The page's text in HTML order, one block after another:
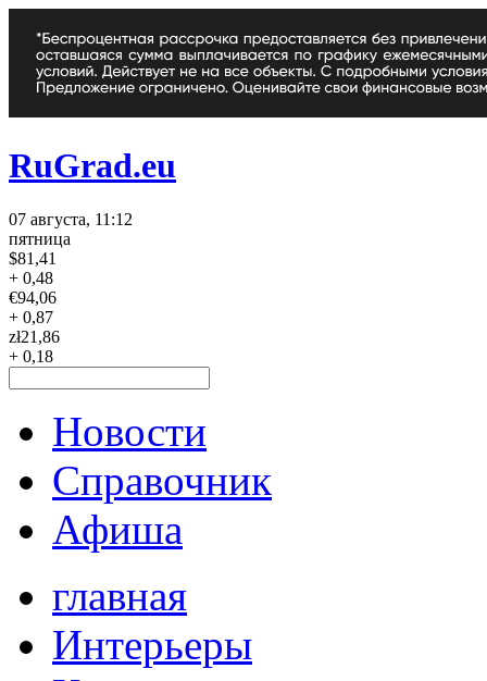
RuGrad.eu
07 августа, 11:12
пятница
$81,41
+ 0,48
€94,06
+ 0,87
zł21,86
+ 0,18
Новости
Справочник
Афиша
главная
Интерьеры